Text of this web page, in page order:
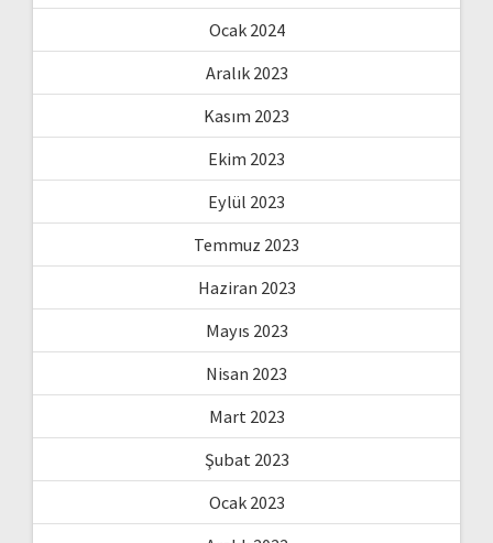
Ocak 2024
Aralık 2023
Kasım 2023
Ekim 2023
Eylül 2023
Temmuz 2023
Haziran 2023
Mayıs 2023
Nisan 2023
Mart 2023
Şubat 2023
Ocak 2023